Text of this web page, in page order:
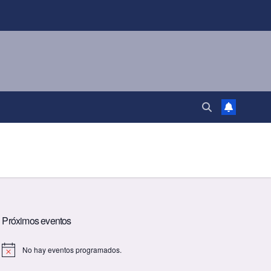
Próximos eventos
A
No hay eventos programados.